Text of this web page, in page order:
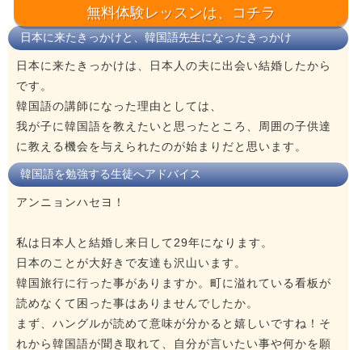
無料体験レッスンは、コチラ
日本に来たきっかけと、韓国語先生になったきっかけ
日本に来たきっかけは、日本人の夫に出会い結婚したから
です。
韓国語の講師になった理由としては、
我が子に韓国語を教えたいと思ったところ、周囲の子供達
に教える機会を与えられたのが始まりだと思います。
韓国語を勉強する生徒へアドバイス
アンニョンハセヨ！
私は日本人と結婚し来日して29年になります。
日本のことが大好きで友達も沢山います。
韓国旅行に行った事がありますか。町に溢れている看板が
読めなくて困った事はありませんでしたか。
まず、ハングルが読めて意味が分かると嬉しいですね！そ
れから韓国語が聞き取れて、自分が言いたい事や何かを願